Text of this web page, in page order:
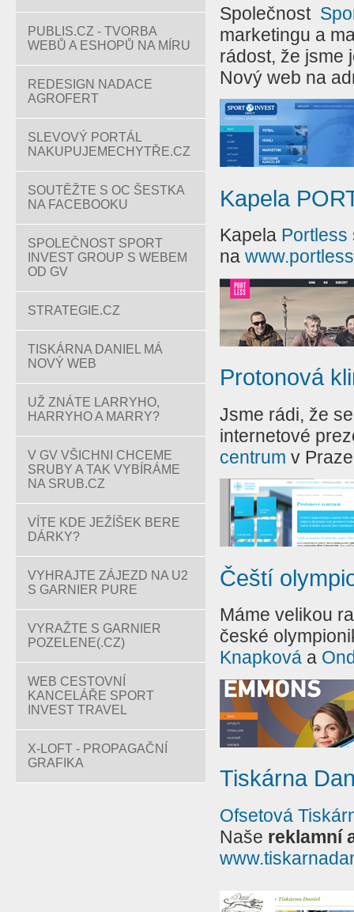
PUBLIS.CZ - TVORBA
WEBŮ A ESHOPŮ NA MÍRU
REDESIGN NADACE
AGROFERT
SLEVOVÝ PORTÁL
NAKUPUJEMECHYTŘE.CZ
SOUTĚŽTE S OC ŠESTKA
NA FACEBOOKU
SPOLEČNOST SPORT
INVEST GROUP S WEBEM
OD GV
STRATEGIE.CZ
TISKÁRNA DANIEL MÁ
NOVÝ WEB
UŽ ZNÁTE LARRYHO,
HARRYHO A MARRY?
V GV VŠICHNI CHCEME
SRUBY A TAK VYBÍRÁME
NA SRUB.CZ
VÍTE KDE JEŽÍŠEK BERE
DÁRKY?
VYHRAJTE ZÁJEZD NA U2
S GARNIER PURE
VYRAŽTE S GARNIER
POZELENE(.CZ)
WEB CESTOVNÍ
KANCELÁŘE SPORT
INVEST TRAVEL
X-LOFT - PROPAGAČNÍ
GRAFIKA
Společnost
marketingu a
rádost, že jsme
Nový web na
Kapela
Kapela Portless
na
Protonová
Jsme rádi, že
internetové
centrum v
Čeští
Máme velikou
české
Knapková a
Tiskárna
Ofsetová
Naše reklamní